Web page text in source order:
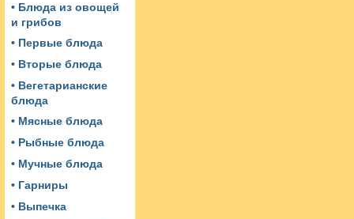
• Блюда из овощей
и грибов
• Первые блюда
• Вторые блюда
• Вегетарианские
блюда
• Мясные блюда
• Рыбные блюда
• Мучные блюда
• Гарниры
• Выпечка